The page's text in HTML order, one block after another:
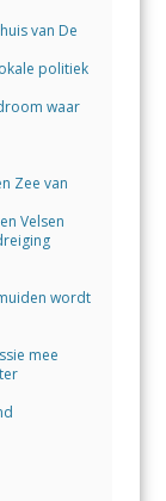
van De
politiek
waar
Zee van
Velsen
wordt
mee